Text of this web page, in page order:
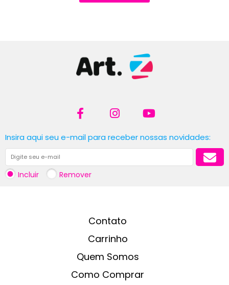
Insira aqui seu e-mail para receber nossas novidades:
Incluir Remover
Contato
Carrinho
Quem Somos
Como Comprar